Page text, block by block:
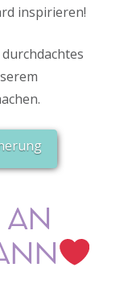
inspirieren!
AN